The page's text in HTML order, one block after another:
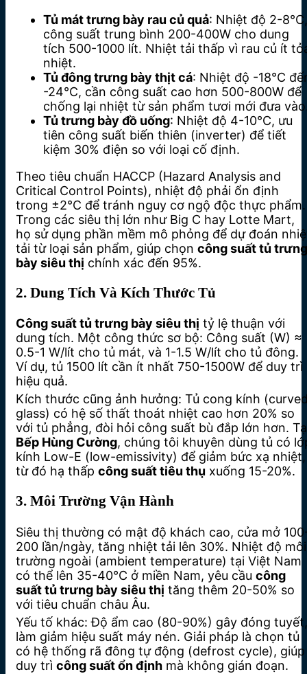
Tủ mát trưng bày rau củ quả: Nhiệt độ 2-8°C,
công suất trung bình 200-400W cho dung
tích 500-1000 lít. Nhiệt tải thấp vì rau củ ít
nhiệt.
Tủ đông trưng bày thịt cá: Nhiệt độ -18°C
-24°C, cần công suất cao hơn 500-800W để
chống lại nhiệt từ sản phẩm tươi mới đưa
Tủ trưng bày đồ uống: Nhiệt độ 4-10°C, ưu
tiên công suất biến thiên (inverter) để tiết
kiệm 30% điện so với loại cố định.
Theo tiêu chuẩn HACCP (Hazard Analysis and
Critical Control Points), nhiệt độ phải ổn định
trong ±2°C để tránh nguy cơ ngộ độc thực phẩm.
Trong các siêu thị lớn như Big C hay Lotte Mart,
họ sử dụng phần mềm mô phỏng để dự đoán
tải từ loại sản phẩm, giúp chọn công suất tủ trưng
bày siêu thị chính xác đến 95%.
2. Dung Tích Và Kích Thước Tủ
Công suất tủ trưng bày siêu thị tỷ lệ thuận với
dung tích. Một công thức sơ bộ: Công suất (W) ≈
0.5-1 W/lít cho tủ mát, và 1-1.5 W/lít cho tủ đông.
Ví dụ, tủ 1500 lít cần ít nhất 750-1500W để duy trì
hiệu quả.
Kích thước cũng ảnh hưởng: Tủ cong kính
glass) có hệ số thất thoát nhiệt cao hơn 20% so
với tủ phẳng, đòi hỏi công suất bù đắp lớn hơn.
Bếp Hùng Cường, chúng tôi khuyên dùng tủ có
kính Low-E (low-emissivity) để giảm bức xạ nhiệt,
từ đó hạ thấp công suất tiêu thụ xuống 15-20%.
3. Môi Trường Vận Hành
Siêu thị thường có mật độ khách cao, cửa mở
200 lần/ngày, tăng nhiệt tải lên 30%. Nhiệt độ môi
trường ngoài (ambient temperature) tại Việt Nam
có thể lên 35-40°C ở miền Nam, yêu cầu công
suất tủ trưng bày siêu thị tăng thêm 20-50% so
với tiêu chuẩn châu Âu.
Yếu tố khác: Độ ẩm cao (80-90%) gây đóng tuyết,
làm giảm hiệu suất máy nén. Giải pháp là chọn tủ
có hệ thống rã đông tự động (defrost cycle), giúp
duy trì công suất ổn định mà không gián đoạn.